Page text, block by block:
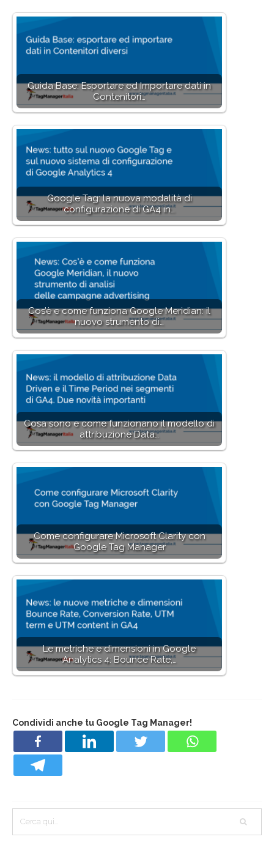
Guida Base: Esportare ed Importare dati in
Contenitori…
Google Tag: la nuova modalità di
configurazione di GA4 in…
Cos’è e come funziona Google Meridian: il
nuovo strumento di…
Cosa sono e come funzionano il modello di
attribuzione Data…
Come configurare Microsoft Clarity con
Google Tag Manager
Le metriche e dimensioni in Google
Analytics 4: Bounce Rate,…
Condividi anche tu Google Tag Manager!